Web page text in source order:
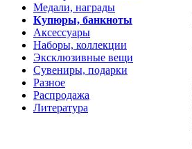
Медали, награды
Купюры, банкноты
Аксессуары
Наборы, коллекции
Эксклюзивные вещи
Сувениры, подарки
Разное
Распродажа
Литература